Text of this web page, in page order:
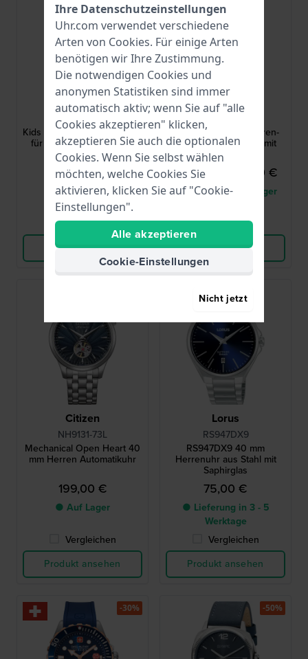
Garonne Kids
KQ22Q477
Kids Diver 30 mm Quarzuhr
für Kinder im Taucherstil
44,95 €
● Auf Lager
Vergleichen
Produkt ansehen
Maserati
Sorpasso 42 mm Herren-
Quarz-Chronograph mit
Datumsanzeige
289,00 € 260,00 €
● Nur noch 1 auf Lager
Vergleichen
Produkt ansehen
Citizen
NH9131-73L
Mechanical Open Heart 40
mm Herren Automatikuhr
199,00 €
● Auf Lager
Vergleichen
Produkt ansehen
Lorus
RS947DX9
RS947DX9 40 mm
Herrenuhr aus Stahl mit
Saphirglas
75,00 €
● Lieferung in 3 - 5
Werktage
Vergleichen
Produkt ansehen
-30% -50%
Ihre Datenschutzeinstellungen
Uhr.com verwendet verschiedene
Arten von Cookies. Für einige Arten
benötigen wir Ihre Zustimmung.
Die notwendigen Cookies und
anonymen Statistiken sind immer
automatisch aktiv; wenn Sie auf "alle
Cookies akzeptieren" klicken,
akzeptieren Sie auch die optionalen
Cookies. Wenn Sie selbst wählen
möchten, welche Cookies Sie
aktivieren, klicken Sie auf "Cookie-
Einstellungen".
Alle akzeptieren
Cookie-Einstellungen
Nicht jetzt